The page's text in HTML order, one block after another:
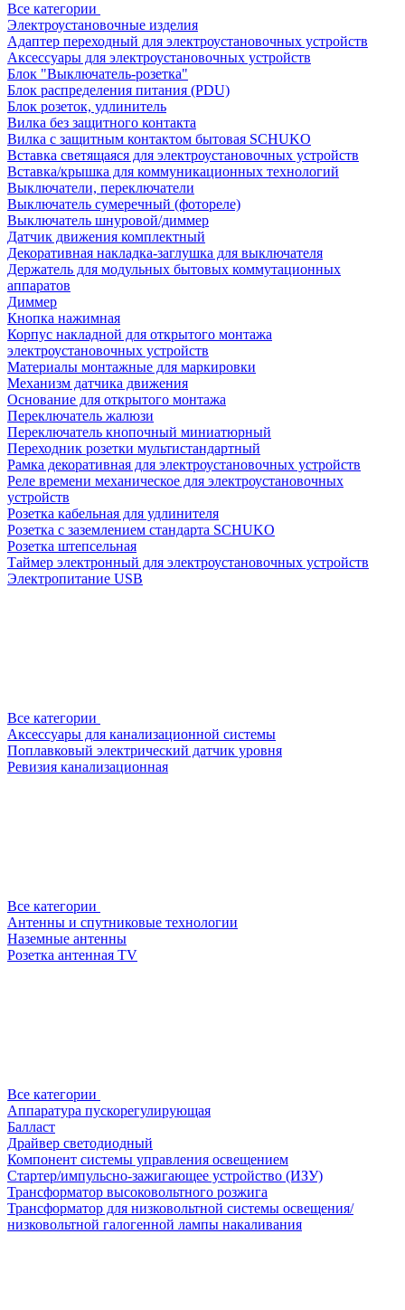
Все категории
Электроустановочные изделия
Адаптер переходный для электроустановочных устройств
Аксессуары для электроустановочных устройств
Блок "Выключатель-розетка"
Блок распределения питания (PDU)
Блок розеток, удлинитель
Вилка без защитного контакта
Вилка с защитным контактом бытовая SCHUKO
Вставка светящаяся для электроустановочных устройств
Вставка/крышка для коммуникационных технологий
Выключатели, переключатели
Выключатель сумеречный (фотореле)
Выключатель шнуровой/диммер
Датчик движения комплектный
Декоративная накладка-заглушка для выключателя
Держатель для модульных бытовых коммутационных
аппаратов
Диммер
Кнопка нажимная
Корпус накладной для открытого монтажа
электроустановочных устройств
Материалы монтажные для маркировки
Механизм датчика движения
Основание для открытого монтажа
Переключатель жалюзи
Переключатель кнопочный миниатюрный
Переходник розетки мультистандартный
Рамка декоративная для электроустановочных устройств
Реле времени механическое для электроустановочных
устройств
Розетка кабельная для удлинителя
Розетка с заземлением стандарта SCHUKO
Розетка штепсельная
Таймер электронный для электроустановочных устройств
Электропитание USB
Все категории
Аксессуары для канализационной системы
Поплавковый электрический датчик уровня
Ревизия канализационная
Все категории
Антенны и спутниковые технологии
Наземные антенны
Розетка антенная TV
Все категории
Аппаратура пускорегулирующая
Балласт
Драйвер светодиодный
Компонент системы управления освещением
Стартер/импульсно-зажигающее устройство (ИЗУ)
Трансформатор высоковольтного розжига
Трансформатор для низковольтной системы освещения/
низковольтной галогенной лампы накаливания